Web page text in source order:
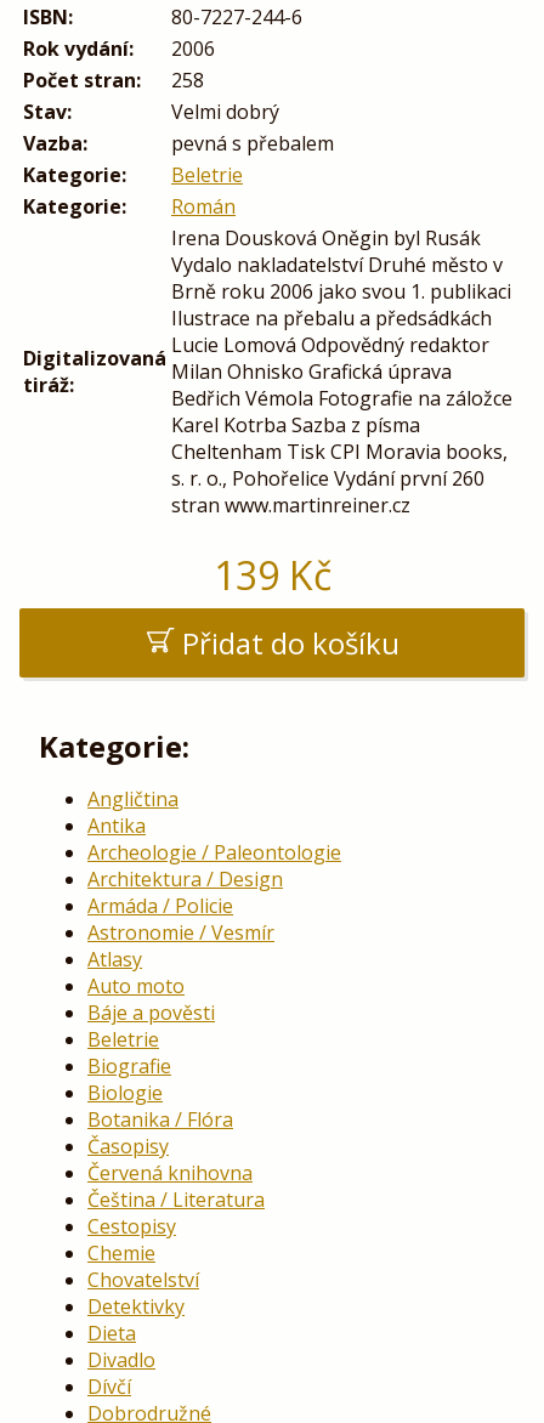
ISBN:
80-7227-244-6
Rok vydání:
2006
Počet stran:
258
Stav:
Velmi dobrý
Vazba:
pevná s přebalem
Kategorie:
Beletrie
Kategorie:
Román
Digitalizovaná
tiráž:
Irena Dousková Oněgin byl Rusák
Vydalo nakladatelství Druhé město v
Brně roku 2006 jako svou 1. publikaci
Ilustrace na přebalu a předsádkách
Lucie Lomová Odpovědný redaktor
Milan Ohnisko Grafická úprava
Bedřich Vémola Fotografie na záložce
Karel Kotrba Sazba z písma
Cheltenham Tisk CPI Moravia books,
s. r. o., Pohořelice Vydání první 260
stran www.martinreiner.cz
139 Kč
Přidat do košíku
Kategorie:
Angličtina
Antika
Archeologie / Paleontologie
Architektura / Design
Armáda / Policie
Astronomie / Vesmír
Atlasy
Auto moto
Báje a pověsti
Beletrie
Biografie
Biologie
Botanika / Flóra
Časopisy
Červená knihovna
Čeština / Literatura
Cestopisy
Chemie
Chovatelství
Detektivky
Dieta
Divadlo
Dívčí
Dobrodružné